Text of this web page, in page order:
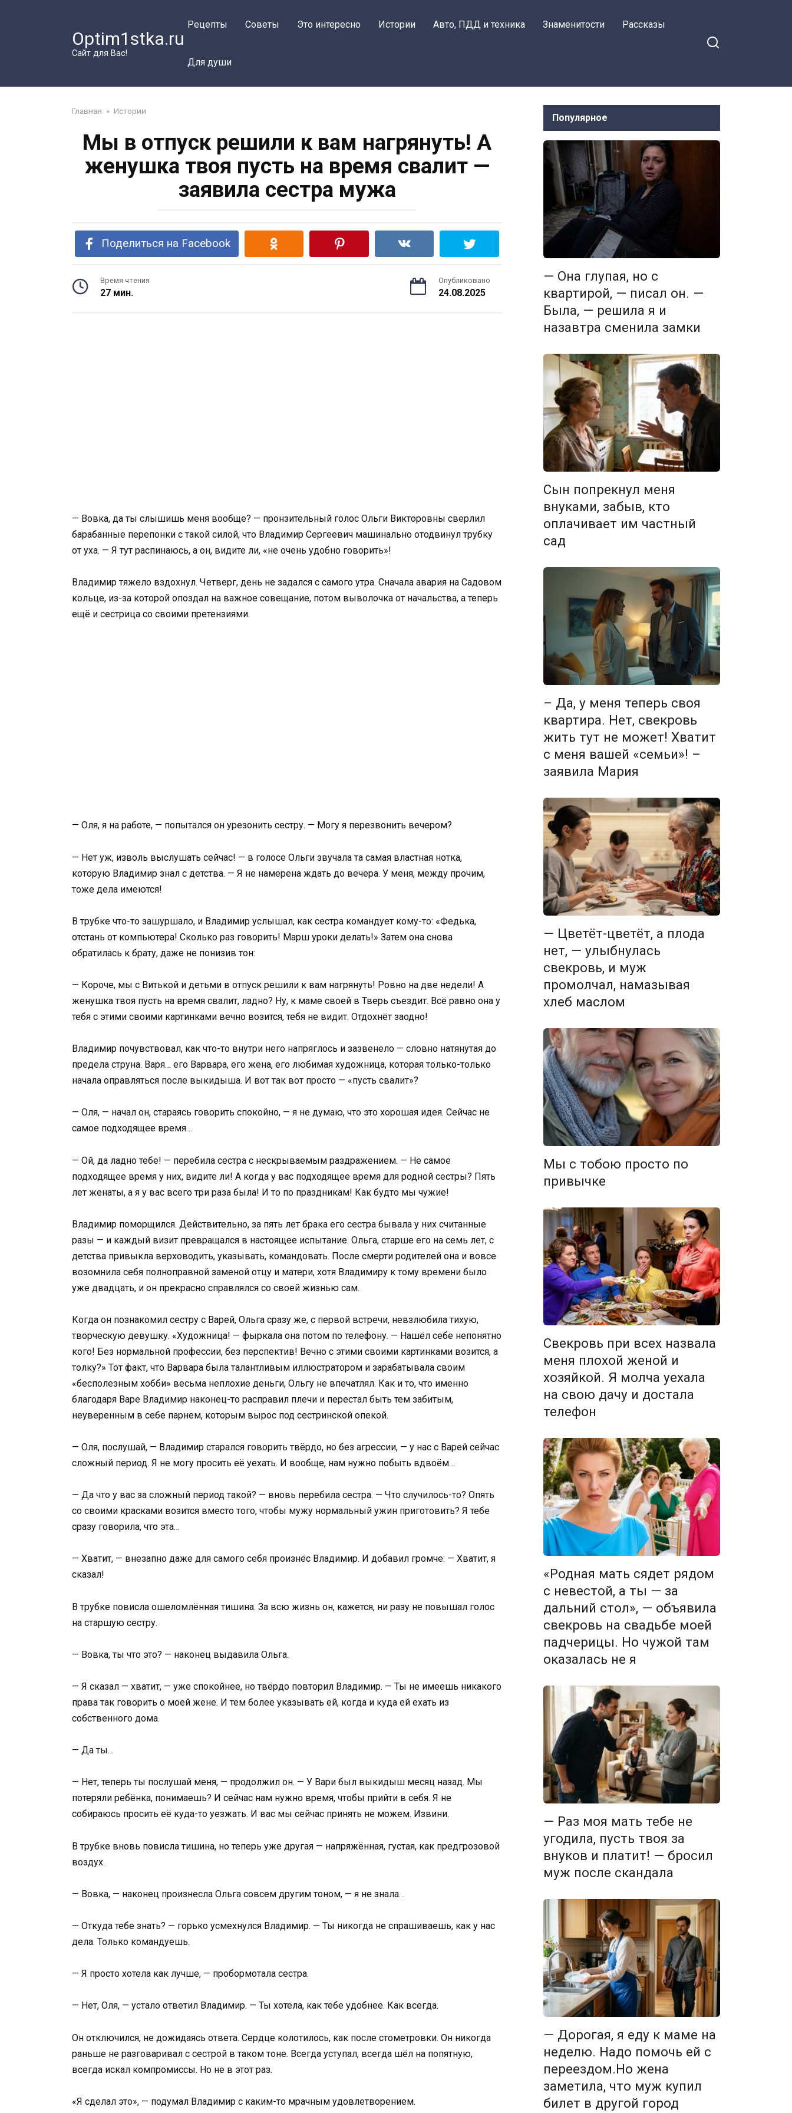
Optim1stka.ru
Сайт для Вас!
Рецепты Советы Это интересно Истории Авто, ПДД и техника Знаменитости Рассказы
Для души
Главная » Истории
Мы в отпуск решили к вам нагрянуть! А
женушка твоя пусть на время свалит —
заявила сестра мужа
Поделиться на Facebook
Время чтения
27 мин.
Опубликовано
24.08.2025
— Вовка, да ты слышишь меня вообще? — пронзительный голос Ольги Викторовны сверлил
барабанные перепонки с такой силой, что Владимир Сергеевич машинально отодвинул трубку
от уха. — Я тут распинаюсь, а он, видите ли, «не очень удобно говорить»!
Владимир тяжело вздохнул. Четверг, день не задался с самого утра. Сначала авария на Садовом
кольце, из-за которой опоздал на важное совещание, потом выволочка от начальства, а теперь
ещё и сестрица со своими претензиями.
— Оля, я на работе, — попытался он урезонить сестру. — Могу я перезвонить вечером?
— Нет уж, изволь выслушать сейчас! — в голосе Ольги звучала та самая властная нотка,
которую Владимир знал с детства. — Я не намерена ждать до вечера. У меня, между прочим,
тоже дела имеются!
В трубке что-то зашуршало, и Владимир услышал, как сестра командует кому-то: «Федька,
отстань от компьютера! Сколько раз говорить! Марш уроки делать!» Затем она снова
обратилась к брату, даже не понизив тон:
— Короче, мы с Витькой и детьми в отпуск решили к вам нагрянуть! Ровно на две недели! А
женушка твоя пусть на время свалит, ладно? Ну, к маме своей в Тверь съездит. Всё равно она у
тебя с этими своими картинками вечно возится, тебя не видит. Отдохнёт заодно!
Владимир почувствовал, как что-то внутри него напряглось и зазвенело — словно натянутая до
предела струна. Варя… его Варвара, его жена, его любимая художница, которая только-только
начала оправляться после выкидыша. И вот так вот просто — «пусть свалит»?
— Оля, — начал он, стараясь говорить спокойно, — я не думаю, что это хорошая идея. Сейчас не
самое подходящее время…
— Ой, да ладно тебе! — перебила сестра с нескрываемым раздражением. — Не самое
подходящее время у них, видите ли! А когда у вас подходящее время для родной сестры? Пять
лет женаты, а я у вас всего три раза была! И то по праздникам! Как будто мы чужие!
Владимир поморщился. Действительно, за пять лет брака его сестра бывала у них считанные
разы — и каждый визит превращался в настоящее испытание. Ольга, старше его на семь лет, с
детства привыкла верховодить, указывать, командовать. После смерти родителей она и вовсе
возомнила себя полноправной заменой отцу и матери, хотя Владимиру к тому времени было
уже двадцать, и он прекрасно справлялся со своей жизнью сам.
Когда он познакомил сестру с Варей, Ольга сразу же, с первой встречи, невзлюбила тихую,
творческую девушку. «Художница! — фыркала она потом по телефону. — Нашёл себе непонятно
кого! Без нормальной профессии, без перспектив! Вечно с этими своими картинками возится, а
толку?» Тот факт, что Варвара была талантливым иллюстратором и зарабатывала своим
«бесполезным хобби» весьма неплохие деньги, Ольгу не впечатлял. Как и то, что именно
благодаря Варе Владимир наконец-то расправил плечи и перестал быть тем забитым,
неуверенным в себе парнем, которым вырос под сестринской опекой.
— Оля, послушай, — Владимир старался говорить твёрдо, но без агрессии, — у нас с Варей сейчас
сложный период. Я не могу просить её уехать. И вообще, нам нужно побыть вдвоём…
— Да что у вас за сложный период такой? — вновь перебила сестра. — Что случилось-то? Опять
со своими красками возится вместо того, чтобы мужу нормальный ужин приготовить? Я тебе
сразу говорила, что эта…
— Хватит, — внезапно даже для самого себя произнёс Владимир. И добавил громче: — Хватит, я
сказал!
В трубке повисла ошеломлённая тишина. За всю жизнь он, кажется, ни разу не повышал голос
на старшую сестру.
— Вовка, ты что это? — наконец выдавила Ольга.
— Я сказал — хватит, — уже спокойнее, но твёрдо повторил Владимир. — Ты не имеешь никакого
права так говорить о моей жене. И тем более указывать ей, когда и куда ей ехать из
собственного дома.
— Да ты…
— Нет, теперь ты послушай меня, — продолжил он. — У Вари был выкидыш месяц назад. Мы
потеряли ребёнка, понимаешь? И сейчас нам нужно время, чтобы прийти в себя. Я не
собираюсь просить её куда-то уезжать. И вас мы сейчас принять не можем. Извини.
В трубке вновь повисла тишина, но теперь уже другая — напряжённая, густая, как предгрозовой
воздух.
— Вовка, — наконец произнесла Ольга совсем другим тоном, — я не знала…
— Откуда тебе знать? — горько усмехнулся Владимир. — Ты никогда не спрашиваешь, как у нас
дела. Только командуешь.
— Я просто хотела как лучше, — пробормотала сестра.
— Нет, Оля, — устало ответил Владимир. — Ты хотела, как тебе удобнее. Как всегда.
Он отключился, не дожидаясь ответа. Сердце колотилось, как после стометровки. Он никогда
раньше не разговаривал с сестрой в таком тоне. Всегда уступал, всегда шёл на попятную,
всегда искал компромиссы. Но не в этот раз.
«Я сделал это», — подумал Владимир с каким-то мрачным удовлетворением.
Популярное
— Она глупая, но с
квартирой, — писал он. —
Была, — решила я и
назавтра сменила замки
Сын попрекнул меня
внуками, забыв, кто
оплачивает им частный
сад
– Да, у меня теперь своя
квартира. Нет, свекровь
жить тут не может! Хватит
с меня вашей «семьи»! –
заявила Мария
— Цветёт-цветёт, а плода
нет, — улыбнулась
свекровь, и муж
промолчал, намазывая
хлеб маслом
Мы с тобою просто по
привычке
Свекровь при всех назвала
меня плохой женой и
хозяйкой. Я молча уехала
на свою дачу и достала
телефон
«Родная мать сядет рядом
с невестой, а ты — за
дальний стол», — объявила
свекровь на свадьбе моей
падчерицы. Но чужой там
оказалась не я
— Раз моя мать тебе не
угодила, пусть твоя за
внуков и платит! — бросил
муж после скандала
— Дорогая, я еду к маме на
неделю. Надо помочь ей с
переездом.Но жена
заметила, что муж купил
билет в другой город